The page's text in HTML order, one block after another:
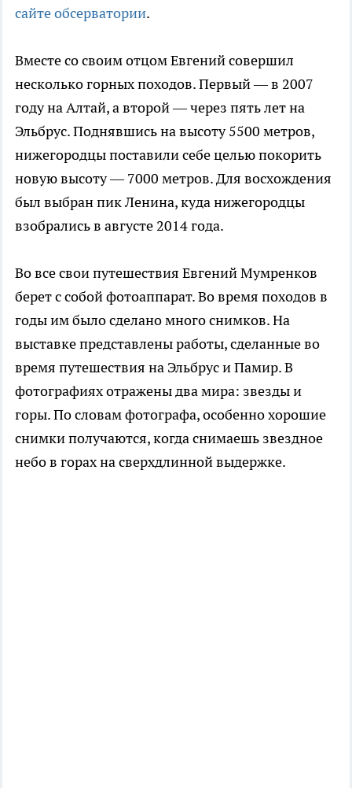
сайте обсерватории.
Вместе со своим отцом Евгений совершил
несколько горных походов. Первый — в 2007
году на Алтай, а второй — через пять лет на
Эльбрус. Поднявшись на высоту 5500 метров,
нижегородцы поставили себе целью покорить
новую высоту — 7000 метров. Для восхождения
был выбран пик Ленина, куда нижегородцы
взобрались в августе 2014 года.
Во все свои путешествия Евгений Мумренков
берет с собой фотоаппарат. Во время походов в
годы им было сделано много снимков. На
выставке представлены работы, сделанные во
время путешествия на Эльбрус и Памир. В
фотографиях отражены два мира: звезды и
горы. По словам фотографа, особенно хорошие
снимки получаются, когда снимаешь звездное
небо в горах на сверхдлинной выдержке.